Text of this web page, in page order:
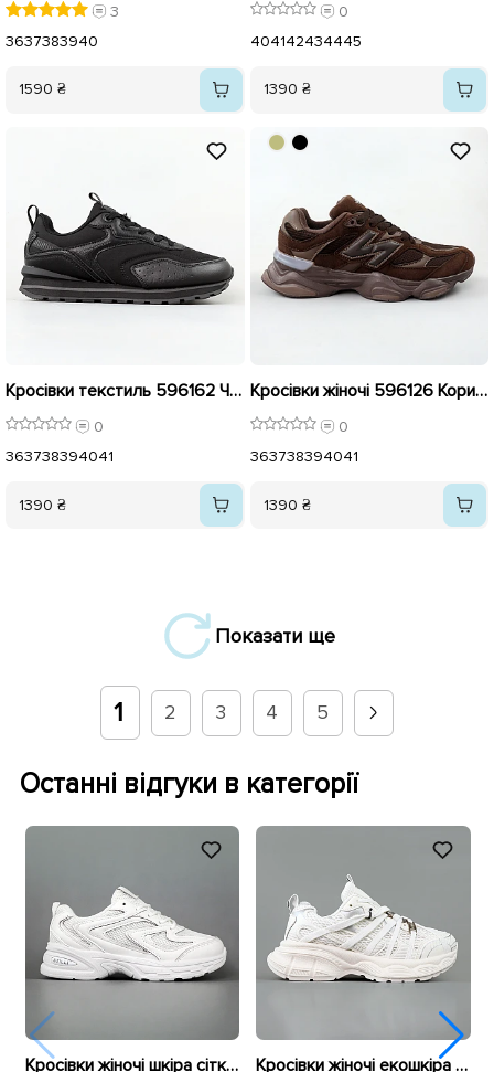
3
3637383940
1590 ₴
0
404142434445
1390 ₴
Кросівки текстиль 596162 Чорні
0
363738394041
1390 ₴
Кросівки жіночі 596126 Коричневі
0
363738394041
1390 ₴
Показати ще
1 2 3 4 5
Останні відгуки в категорії
Кросівки жіночі шкіра сітка 594681 Білі Кросівки жіночі екошкіра сітка 595293 Білі